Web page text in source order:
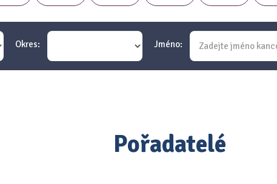
Okres: Jméno:
Pořadatelé